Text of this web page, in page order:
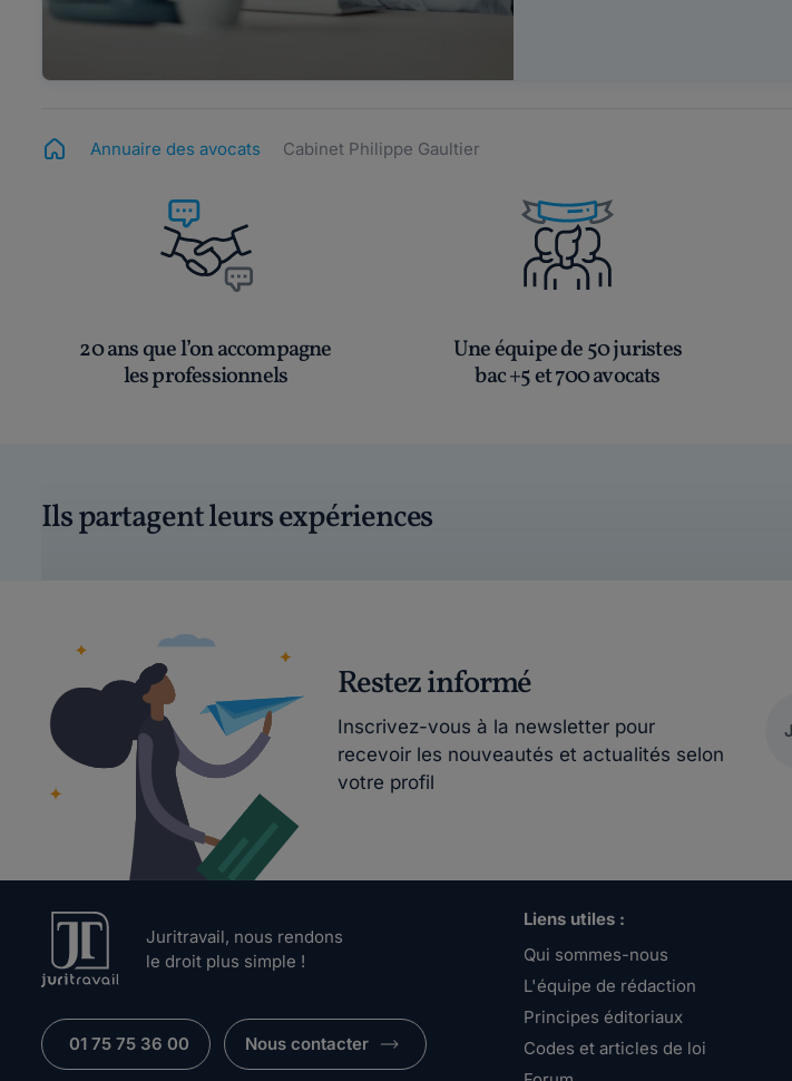
Annuaire des avocats Cabinet Philippe Gaultier
20 ans que l’on accompagne
les professionnels
Une équipe de 50 juristes
bac +5 et 700 avocats
Ils partagent leurs expériences
Restez informé
Inscrivez-vous à la newsletter pour
recevoir les nouveautés et actualités selon
votre profil
Juritravail, nous rendons
le droit plus simple !
01 75 75 36 00 Nous contacter
Liens utiles :
Qui sommes-nous
L'équipe de rédaction
Principes éditoriaux
Codes et articles de loi